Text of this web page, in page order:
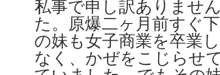
私事で申し訳ありませ
た。原爆二ヶ月前すぐ
の妹も女子商業を卒業
なく、かぜをこじらせ